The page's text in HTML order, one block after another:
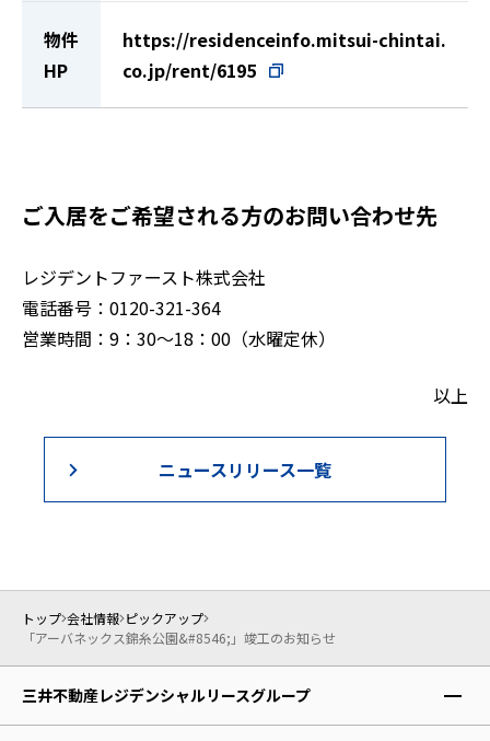
物件
HP
https://residenceinfo.mitsui-chintai.
co.jp/rent/6195
ご入居をご希望される方のお問い合わせ先
レジデントファースト株式会社
電話番号： 0120-321-364
営業時間：9：30～18：00（水曜定休）
以上
ニュースリリース一覧
トップ 会社情報 ピックアップ
「アーバネックス錦糸公園&#8546;」竣工のお知らせ
三井不動産レジデンシャルリースグループ